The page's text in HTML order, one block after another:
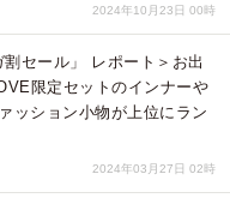
2024年10月23日 00時
セール」 レポート＞お出
限定セットのインナーや
ッション小物が上位にラン
2024年03月27日 02時